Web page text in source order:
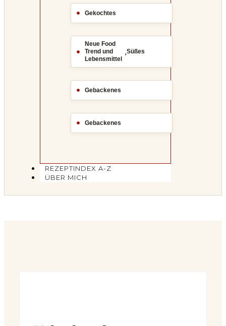
Gekochtes
Neue Food
Trend und
Lebensmittel
,Süßes
Gebackenes
Gebackenes
REZEPTINDEX A-Z
ÜBER MICH